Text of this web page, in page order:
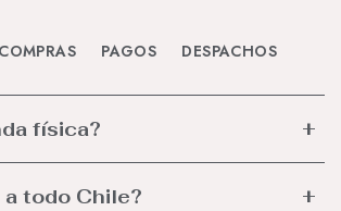
COMPRAS PAGOS DESPACHOS
física?
todo Chile?